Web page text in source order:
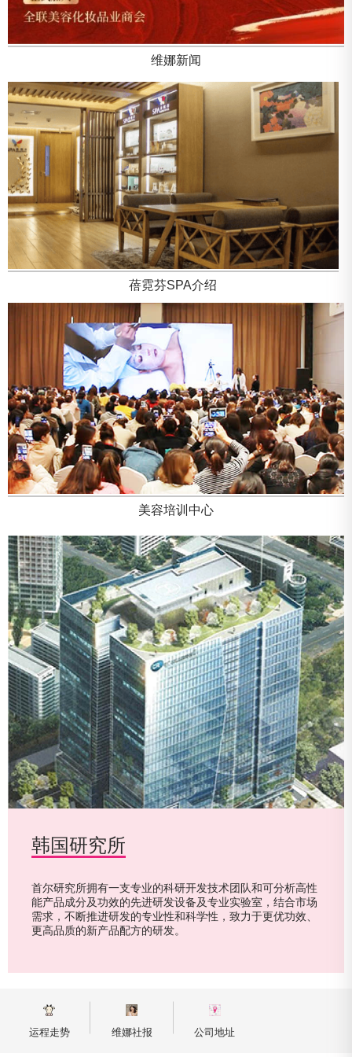
维娜新闻
蓓霓芬SPA介绍
美容培训中心
韩国研究所
首尔研究所拥有一支专业的科研开发技术团队和可分析高性
能产品成分及功效的先进研发设备及专业实验室，结合市场
需求，不断推进研发的专业性和科学性，致力于更优功效、
更高品质的新产品配方的研发。
生产工厂
上海工厂面积4500平方米（单独运营中的辅材仓库约2500
平方米），设立5个自动灌装系统和5个包装系统，具有年产
2000万个的生产能力。以先进的技术、优良的品质和高效的
运行，满足市场日益增长的需求。
韩国研究所
首尔研究所拥有一支专业的科研开发技术团队和可分析高性
能产品成分及功效的先进研发设备及专业实验室，结合市场
需求，不断推进研发的专业性和科学性，致力于更优功效、
更高品质的新产品配方的研发。
生产工厂
上海工厂面积4500平方米（单独运营中的辅材仓库约2500
平方米），设立5个自动灌装系统和5个包装系统，具有年产
2000万个的生产能力。以先进的技术、优良的品质和高效的
运行，满足市场日益增长的需求。
运程走势 维娜社报 公司地址